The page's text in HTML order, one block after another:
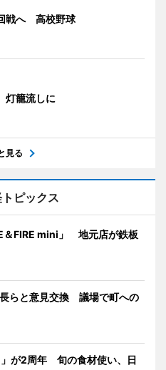
戦へ 高校野球
灯籠流しに
見る
ピックス
＆FIRE mini」 地元店が鉄板
長らと意見交換 議場で町への
が2周年 旬の食材使い、日